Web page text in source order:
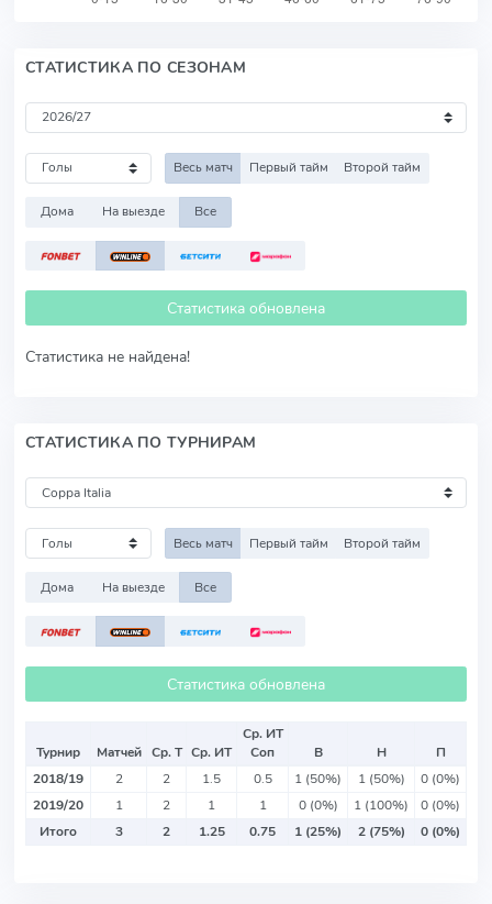
СТАТИСТИКА ПО СЕЗОНАМ
Весь матч Первый тайм Второй тайм
Дома На выезде Все
Статистика обновлена
Статистика не найдена!
СТАТИСТИКА ПО ТУРНИРАМ
Весь матч Первый тайм Второй тайм
Дома На выезде Все
Статистика обновлена
Турнир Матчей Ср. Т Ср. ИТ
Ср. ИТ
Соп
В Н
П
2018/19
2 2 1.5 0.5 1 (50%) 1 (50%)
0 (0%)
2019/20
1 2 1 1 0 (0%) 1 (100%)
0 (0%)
Итого
3 2 1.25 0.75 1 (25%) 2 (75%) 0 (0%)